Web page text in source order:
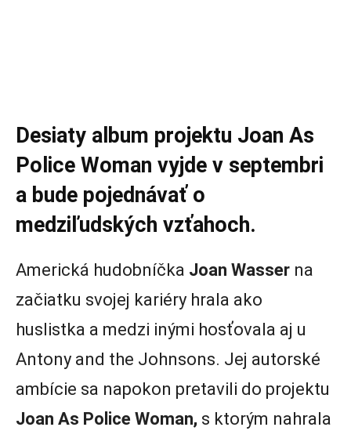
Desiaty album projektu Joan As
Police Woman vyjde v septembri
a bude pojednávať o
medziľudských vzťahoch.
Americká hudobníčka Joan Wasser na
začiatku svojej kariéry hrala ako
huslistka a medzi inými hosťovala aj u
Antony and the Johnsons. Jej autorské
ambície sa napokon pretavili do projektu
Joan As Police Woman, s ktorým nahrala